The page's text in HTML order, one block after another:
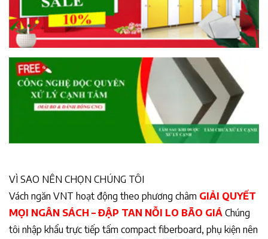
VÌ SAO NÊN CHỌN CHÚNG TÔI
Vách ngăn VNT hoạt động theo phương châm GIẢI QUYẾT
MỌI NGÂN SÁCH – ĐẬP TAN NỖI LO BÃO GIÁ Chúng
tôi nhập khẩu trực tiếp tấm compact fiberboard, phụ kiện nên